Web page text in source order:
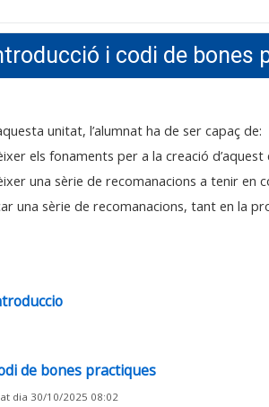
i codi de bones
unitat, l’alumnat ha de ser capaç de:
els fonaments per a la creació d’aquest
una sèrie de recomanacions a tenir
una sèrie de recomanacions, tant en la
Fitxer
de bones practiques
Fitxer
dia 30/10/2025 08:02